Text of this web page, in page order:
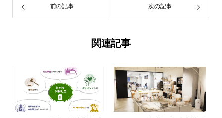
前の記事 次の記事
関連記事